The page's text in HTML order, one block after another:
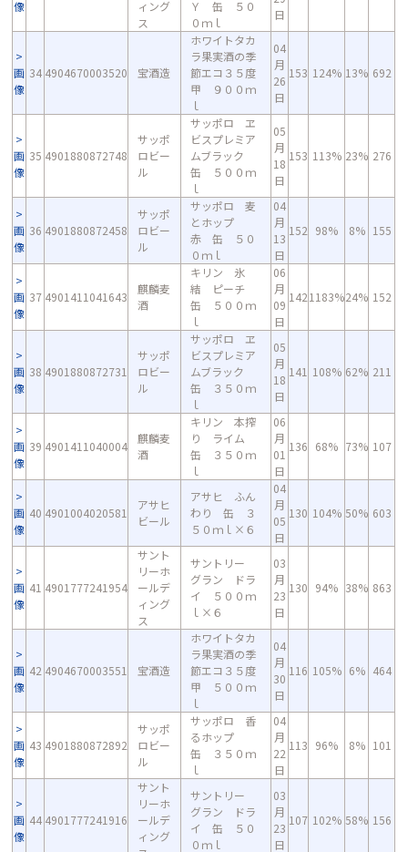
像
ィング
ス
Ｙ 缶 ５０
０ｍｌ
日
画
像
34 4904670003520 宝酒造
ホワイトタカ
ラ果実酒の季
節エコ３５度
甲 ９００ｍ
ｌ
04
月
26
日
153 124% 13% 692
画
像
35 4901880872748
サッポ
ロビー
ル
サッポロ ヱ
ビスプレミア
ムブラック
缶 ５００ｍ
ｌ
05
月
18
日
153 113% 23% 276
画
像
36 4901880872458
サッポ
ロビー
ル
サッポロ 麦
とホップ
赤 缶 ５０
０ｍｌ
04
月
13
日
152 98% 8% 155
画
像
37 4901411041643
麒麟麦
酒
キリン 氷
結 ピーチ
缶 ５００ｍ
ｌ
06
月
09
日
1421183%24% 152
画
像
38 4901880872731
サッポ
ロビー
ル
サッポロ ヱ
ビスプレミア
ムブラック
缶 ３５０ｍ
ｌ
05
月
18
日
141 108% 62% 211
画
像
39 4901411040004
麒麟麦
酒
キリン 本搾
り ライム
缶 ３５０ｍ
ｌ
06
月
01
日
136 68% 73% 107
画
像
40 4901004020581
アサヒ
ビール
アサヒ ふん
わり 缶 ３
５０ｍｌ×６
04
月
05
日
130 104% 50% 603
画
像
41 4901777241954
サント
リーホ
ールデ
ィング
ス
サントリー
グラン ドラ
イ ５００ｍ
ｌ×６
03
月
23
日
130 94% 38% 863
画
像
42 4904670003551 宝酒造
ホワイトタカ
ラ果実酒の季
節エコ３５度
甲 ５００ｍ
ｌ
04
月
30
日
116 105% 6% 464
画
像
43 4901880872892
サッポ
ロビー
ル
サッポロ 香
るホップ
缶 ３５０ｍ
ｌ
04
月
22
日
113 96% 8% 101
画
像
44 4901777241916
サント
リーホ
ールデ
ィング
サントリー
グラン ドラ
イ 缶 ５０
０ｍｌ
03
月
23
日
107 102% 58% 156